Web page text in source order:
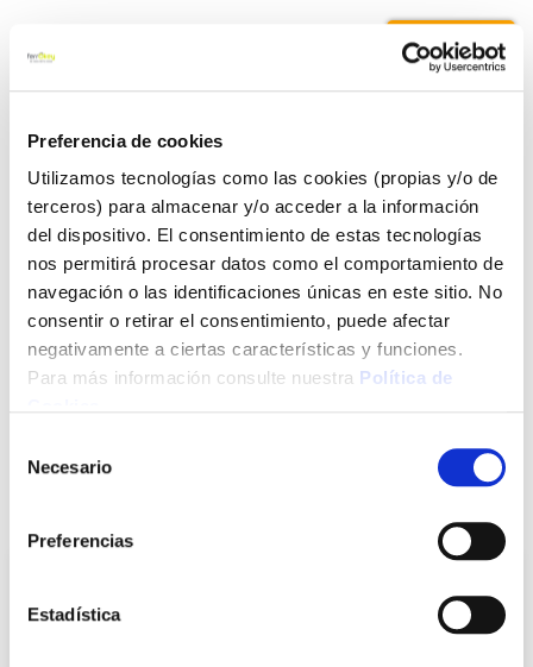
Preferencia de cookies
Utilizamos tecnologías como las cookies (propias y/o de
terceros) para almacenar y/o acceder a la información
del dispositivo. El consentimiento de estas tecnologías
nos permitirá procesar datos como el comportamiento de
navegación o las identificaciones únicas en este sitio. No
consentir o retirar el consentimiento, puede afectar
negativamente a ciertas características y funciones.
Para más información consulte nuestra Política de
Necesario
Preferencias
Estadística
2,30 €
Click&Collect - Recogida gratis
en nuestras tiendas
Envío a domicilio:
5 días hábiles
+ INFO